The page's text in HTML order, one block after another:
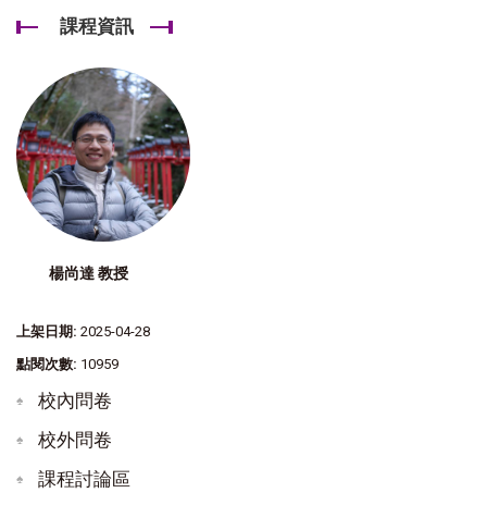
課程資訊
楊尚達 教授
上架日期: 2025-04-28
點閱次數: 10959
校內問卷
校外問卷
課程討論區